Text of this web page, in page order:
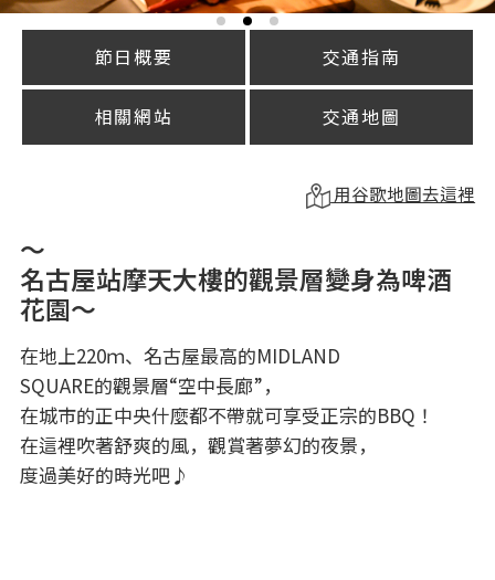
節日概要 交通指南
相關網站 交通地圖
用谷歌地圖去這裡
～
名古屋站摩天大樓的觀景層變身為啤酒
花園～
在地上220ｍ、名古屋最高的MIDLAND
SQUARE的觀景層“空中長廊”，
在城市的正中央什麼都不帶就可享受正宗的BBQ！
在這裡吹著舒爽的風，觀賞著夢幻的夜景，
度過美好的時光吧♪